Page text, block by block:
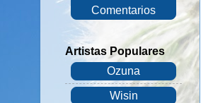
Comentarios
Artistas Populares
Ozuna
Wisin